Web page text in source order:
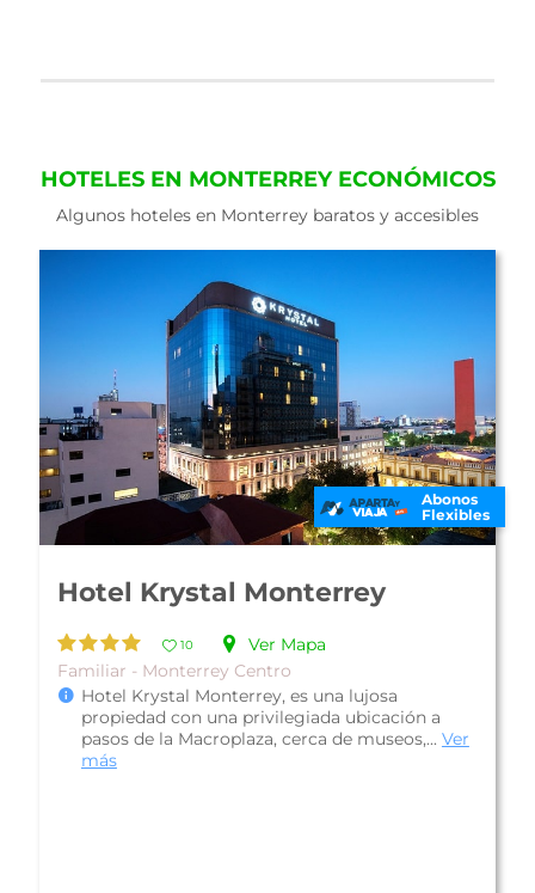
HOTELES EN MONTERREY ECONÓMICOS
Algunos hoteles en Monterrey baratos y accesibles
Abonos
Flexibles
Hotel La Quinta by Wyndham
10
Ver Mapa
Acepta mascotas - Monterrey Centro
Hotel La Quinta by Wyndham Monterrey
Centro, es una propiedad con una muy buena
ubicación a 5 calles de la Macroplaza y a ...